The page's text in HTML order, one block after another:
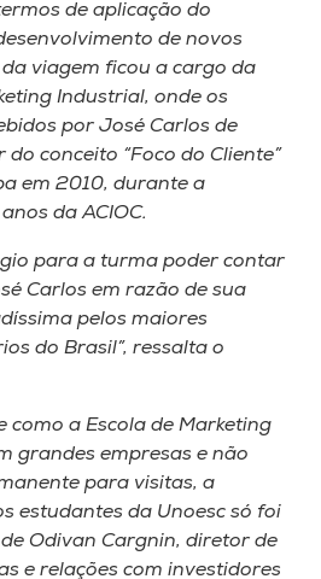
de aplicação do
de novos
viagem ficou a cargo da
Industrial, onde os
por José Carlos de
conceito “Foco do Cliente”
em 2010, durante a
da ACIOC.
para a turma poder contar
Carlos em razão de sua
pelos maiores
do Brasil”, ressalta o
como a Escola de Marketing
grandes empresas e não
para visitas, a
estudantes da Unoesc só foi
Odivan Cargnin, diretor de
e relações com investidores